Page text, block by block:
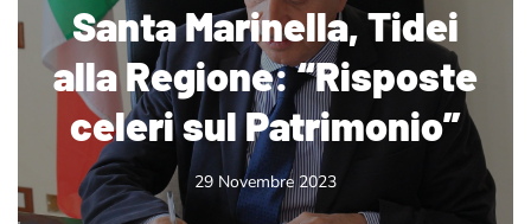
Santa Marinella, Tidei
alla Regione: “Risposte
celeri sul Patrimonio”
29 Novembre 2023